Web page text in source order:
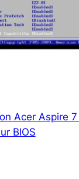
Acer Aspire
BIOS